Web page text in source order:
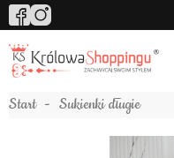
Start Sukienki długie